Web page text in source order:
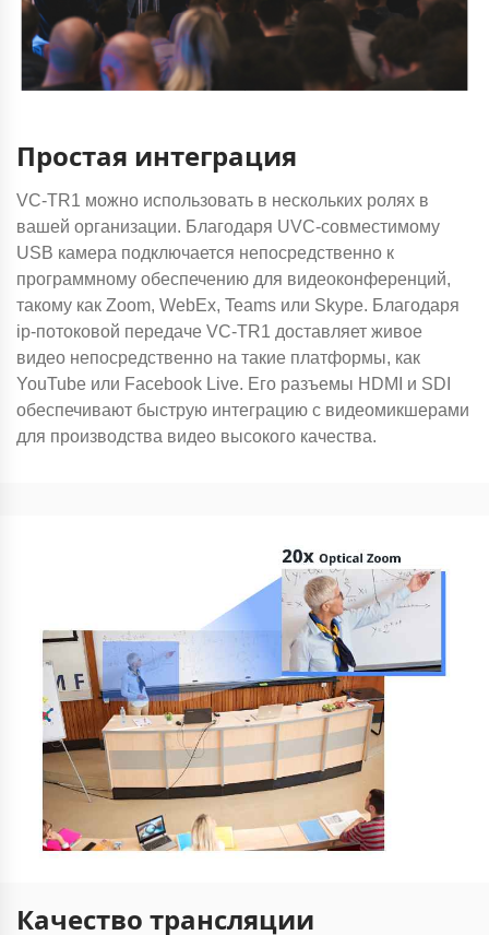
Простая интеграция
VC-TR1 можно использовать в нескольких ролях в
вашей организации. Благодаря UVC-совместимому
USB камера подключается непосредственно к
программному обеспечению для видеоконференций,
такому как Zoom, WebEx, Teams или Skype. Благодаря
ip-потоковой передаче VC-TR1 доставляет живое
видео непосредственно на такие платформы, как
YouTube или Facebook Live. Его разъемы HDMI и SDI
обеспечивают быструю интеграцию с видеомикшерами
для производства видео высокого качества.
Качество трансляции